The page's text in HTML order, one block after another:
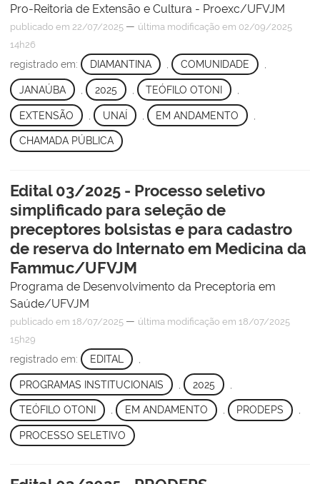
Pro-Reitoria de Extensão e Cultura - Proexc/UFVJM
publicado em 22/07/2025 — última modificação em 02/09/2025
14h26
registrado em: DIAMANTINA COMUNIDADE
JANAÚBA 2025 TEÓFILO OTONI
EXTENSÃO UNAÍ EM ANDAMENTO
CHAMADA PÚBLICA
Edital 03/2025 - Processo seletivo
simplificado para seleção de
preceptores bolsistas e para cadastro
de reserva do Internato em Medicina da
Fammuc/UFVJM
Programa de Desenvolvimento da Preceptoria em
Saúde/UFVJM
publicado em 18/07/2025 — última modificação em 18/07/2025
15h29
registrado em: EDITAL
PROGRAMAS INSTITUCIONAIS 2025
TEÓFILO OTONI , EM ANDAMENTO , PRODEPS ,
PROCESSO SELETIVO